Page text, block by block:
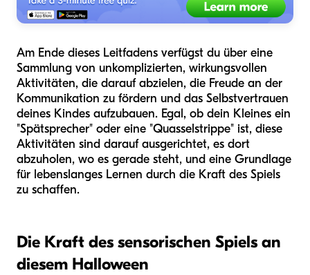
Am Ende dieses Leitfadens verfügst du über eine
Sammlung von unkomplizierten, wirkungsvollen
Aktivitäten, die darauf abzielen, die Freude an der
Kommunikation zu fördern und das Selbstvertrauen
deines Kindes aufzubauen. Egal, ob dein Kleines ein
"Spätsprecher" oder eine "Quasselstrippe" ist, diese
Aktivitäten sind darauf ausgerichtet, es dort
abzuholen, wo es gerade steht, und eine Grundlage
für lebenslanges Lernen durch die Kraft des Spiels
zu schaffen.
Die Kraft des sensorischen Spiels an
diesem Halloween